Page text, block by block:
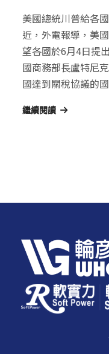
美國總統川普給各
近，外電報導，美
望各國於6月4日提
國商務部長盧特尼
國達到關稅協議的
繼續閱讀